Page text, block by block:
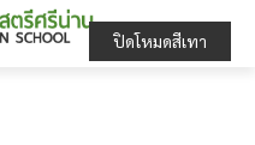
ปิดโหมดสีเทา